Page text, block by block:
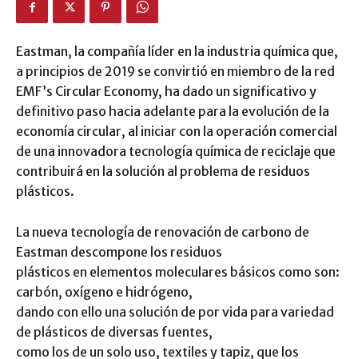
Eastman, la compañía líder en la industria química que,
a principios de 2019 se convirtió en miembro de la red
EMF’s Circular Economy, ha dado un significativo y
definitivo paso hacia adelante para la evolución de la
economía circular, al iniciar con la operación comercial
de una innovadora tecnología química de reciclaje que
contribuirá en la solución al problema de residuos
plásticos.
La nueva tecnología de renovación de carbono de
Eastman descompone los residuos
plásticos en elementos moleculares básicos como son:
carbón, oxígeno e hidrógeno,
dando con ello una solución de por vida para variedad
de plásticos de diversas fuentes,
como los de un solo uso, textiles y tapiz, que los